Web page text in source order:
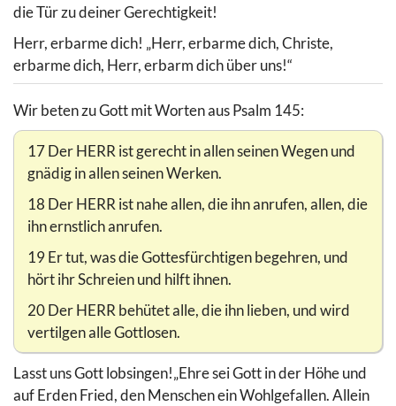
die Tür zu deiner Gerechtigkeit!
Herr, erbarme dich! „Herr, erbarme dich, Christe,
erbarme dich, Herr, erbarm dich über uns!“
Wir beten zu Gott mit Worten aus Psalm 145:
17 Der HERR ist gerecht in allen seinen Wegen und
gnädig in allen seinen Werken.
18 Der HERR ist nahe allen, die ihn anrufen, allen, die
ihn ernstlich anrufen.
19 Er tut, was die Gottesfürchtigen begehren, und
hört ihr Schreien und hilft ihnen.
20 Der HERR behütet alle, die ihn lieben, und wird
vertilgen alle Gottlosen.
Lasst uns Gott lobsingen!„Ehre sei Gott in der Höhe und
auf Erden Fried, den Menschen ein Wohlgefallen. Allein